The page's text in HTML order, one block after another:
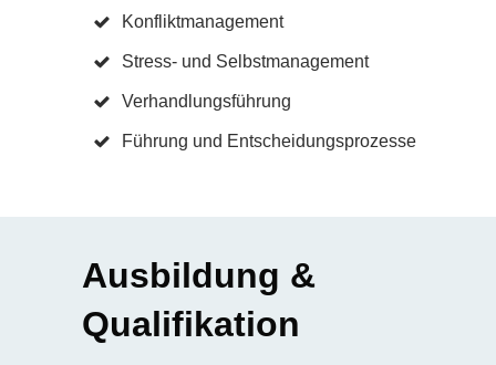
Konfliktmanagement
Stress- und Selbstmanagement
Verhandlungsführung
Führung und Entscheidungsprozesse
Ausbildung &
Qualifikation